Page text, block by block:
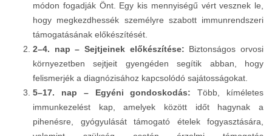
módon fogadják Önt. Egy kis mennyiségű vért vesznek le,
hogy megkezdhessék személyre szabott immunrendszeri
támogatásának előkészítését.
2–4. nap – Sejtjeinek előkészítése: Biztonságos orvosi
környezetben sejtjeit gyengéden segítik abban, hogy
felismerjék a diagnózisához kapcsolódó sajátosságokat.
5–17. nap – Egyéni gondoskodás: Több, kíméletes
immunkezelést kap, amelyek között időt hagynak a
pihenésre, gyógyulását támogató ételek fogyasztására,